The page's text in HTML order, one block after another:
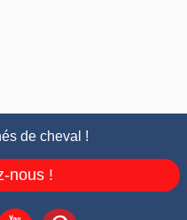
de cheval !
nous !